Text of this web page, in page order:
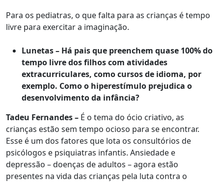
Para os pediatras, o que falta para as crianças é tempo
livre para exercitar a imaginação.
Lunetas – Há pais que preenchem quase 100% do
tempo livre dos filhos com atividades
extracurriculares, como cursos de idioma, por
exemplo. Como o hiperestímulo prejudica o
desenvolvimento da infância?
Tadeu Fernandes – É o tema do ócio criativo, as
crianças estão sem tempo ocioso para se encontrar.
Esse é um dos fatores que lota os consultórios de
psicólogos e psiquiatras infantis. Ansiedade e
depressão – doenças de adultos – agora estão
presentes na vida das crianças pela luta contra o